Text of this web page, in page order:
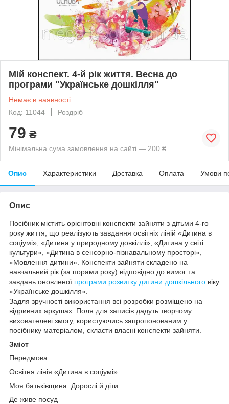
Мій конспект. 4-й рік життя. Весна до
програми "Українське дошкілля"
Немає в наявності
Код: 11044
Роздріб
79 ₴
Мінімальна сума замовлення на сайті — 200 ₴
Опис Характеристики Доставка Оплата Умови
Опис
Посібник містить орієнтовні конспекти зайняти з дітьми 4-го
року життя, що реалізують завдання освітніх ліній «Дитина в
соціумі», «Дитина у природному довкіллі», «Дитина у світі
культури», «Дитина в сенсорно-пізнавальному просторі»,
«Мовлення дитини». Конспекти зайняти складено на
навчальний рік (за порами року) відповідно до вимог та
завдань оновленої програми розвитку дитини дошкільного віку
«Українське дошкілля».
Задля зручності використання всі розробки розміщено на
відривних аркушах. Поля для записів дадуть творчому
вихователеві змогу, користуючись запропонованим у
посібнику матеріалом, скласти власні конспекти зайняти.
Зміст
Передмова
Освітня лінія «Дитина в соціумі»
Моя батьківщина. Дорослі й діти
Де живе посуд